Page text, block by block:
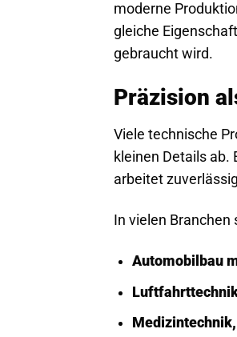
moderne
gleiche
gebraucht wird.
Präzision
Viele technische
kleinen Details ab.
arbeitet
In vielen
Automobilbau